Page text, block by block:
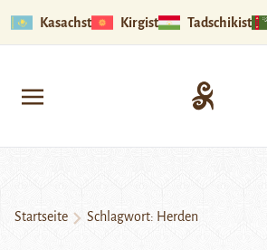
Kasachstan Kirgistan Tadschikistan
Startseite Schlagwort: Herden